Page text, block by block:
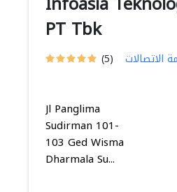
PT Tbk
(5) الاتصالات
Jl Panglima
Sudirman 101-
103 Ged Wisma
Dharmala Su...